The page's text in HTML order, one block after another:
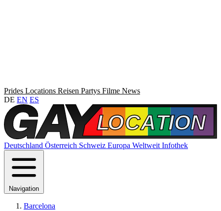
Prides Locations Reisen Partys Filme News
DE EN ES
Deutschland Österreich Schweiz Europa Weltweit Infothek
Navigation
Barcelona